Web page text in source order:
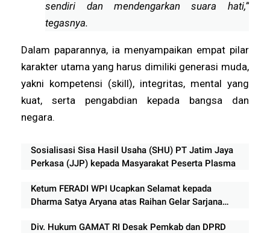
sendiri dan mendengarkan suara hati,”
tegasnya.
Dalam paparannya, ia menyampaikan empat pilar
karakter utama yang harus dimiliki generasi muda,
yakni kompetensi (skill), integritas, mental yang
kuat, serta pengabdian kepada bangsa dan
negara.
Sosialisasi Sisa Hasil Usaha (SHU) PT Jatim Jaya
Perkasa (JJP) kepada Masyarakat Peserta Plasma
Ketum FERADI WPI Ucapkan Selamat kepada
Dharma Satya Aryana atas Raihan Gelar Sarjana
Div. Hukum GAMAT RI Desak Pemkab dan DPRD